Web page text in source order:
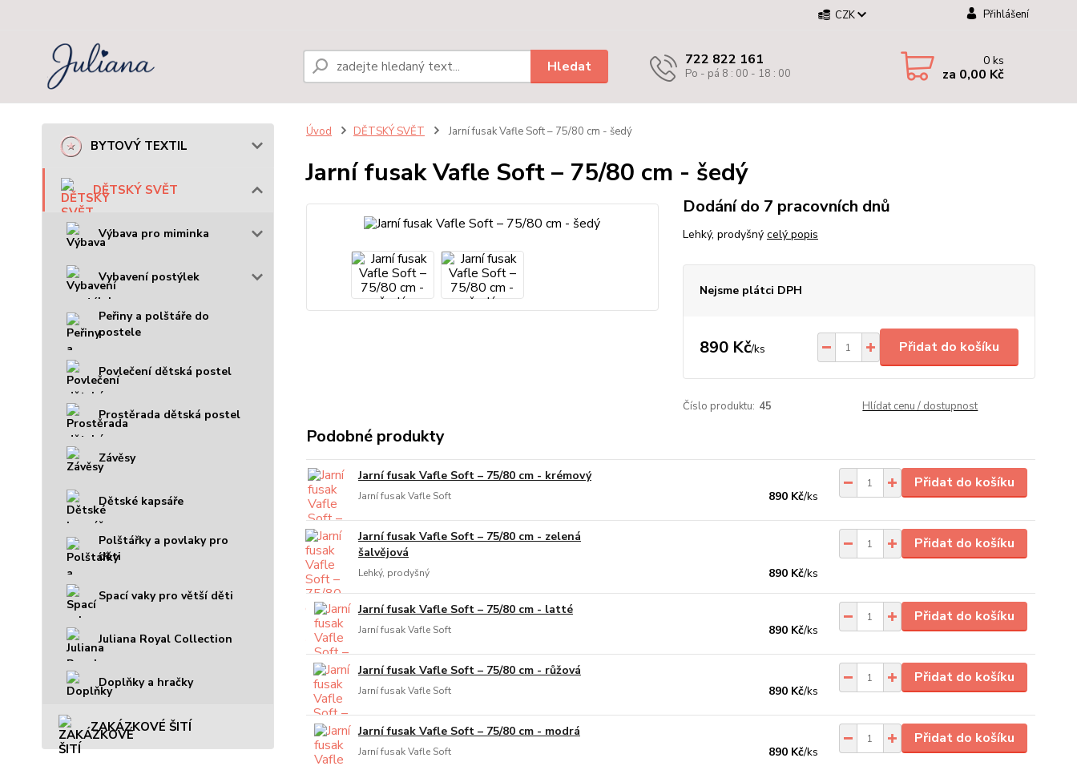
CZK Přihlášení
Hledat 722 822 161
Po - pá 8 : 00 - 18 : 00
0ks
za 0,00 Kč
BYTOVÝ TEXTIL
DĚTSKÝ SVĚT
Výbava pro miminka
Vybavení postýlek
Peřiny a polštáře do
postele
Povlečení dětská postel
Prostěrada dětská postel
Závěsy
Dětské kapsáře
Polštářky a povlaky pro
děti
Spací vaky pro větší děti
Juliana Royal Collection
Doplňky a hračky
ZAKÁZKOVÉ ŠITÍ
Úvod DĚTSKÝ SVĚT Jarní fusak Vafle Soft – 75/80 cm - šedý
Jarní fusak Vafle Soft – 75/80 cm - šedý
Dodání do 7 pracovních dnů
Lehký, prodyšný celý popis
Nejsme plátci DPH
890 Kč/ks Přidat do košíku
Číslo produktu: 45 Hlídat cenu / dostupnost
Podobné produkty
Jarní fusak Vafle Soft – 75/80 cm - krémový
Jarní fusak Vafle Soft 890 Kč/ks
Přidat do košíku
Jarní fusak Vafle Soft – 75/80 cm - zelená
šalvějová
Lehký, prodyšný 890 Kč/ks
Přidat do košíku
Jarní fusak Vafle Soft – 75/80 cm - latté
Jarní fusak Vafle Soft 890 Kč/ks
Přidat do košíku
Jarní fusak Vafle Soft – 75/80 cm - růžová
Jarní fusak Vafle Soft 890 Kč/ks
Přidat do košíku
Jarní fusak Vafle Soft – 75/80 cm - modrá
Jarní fusak Vafle Soft 890 Kč/ks
Přidat do košíku